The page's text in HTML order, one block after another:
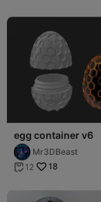
egg container v6
Mr3DBeast
 12 18